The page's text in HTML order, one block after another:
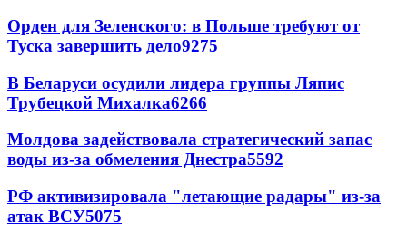
Орден для Зеленского: в Польше требуют от
Туска завершить дело9275
В Беларуси осудили лидера группы Ляпис
Трубецкой Михалка6266
Молдова задействовала стратегический запас
воды из-за обмеления Днестра5592
РФ активизировала "летающие радары" из-за
атак ВСУ5075